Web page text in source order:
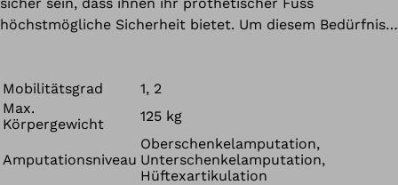
höchstmögliche Sicherheit bietet. Um diesem Bedürfnis
eines Holzkerns nun auf einem glasfaserverstärkten
Kunststoffkern basiert. Resultat: Die neue Konstruktion
aus neuem Kern und bewährtem Funktionsschaum ist
noch robuster (z.B. in Bezug auf Wassereinwirkung) und
langlebiger. Besonders weniger aktiven Menschen bietet
Mobilitätsgrad
1, 2
Max.
Körpergewicht
125 kg
Amputationsniveau
Oberschenkelamputation,
Unterschenkelamputation,
Hüftexartikulation